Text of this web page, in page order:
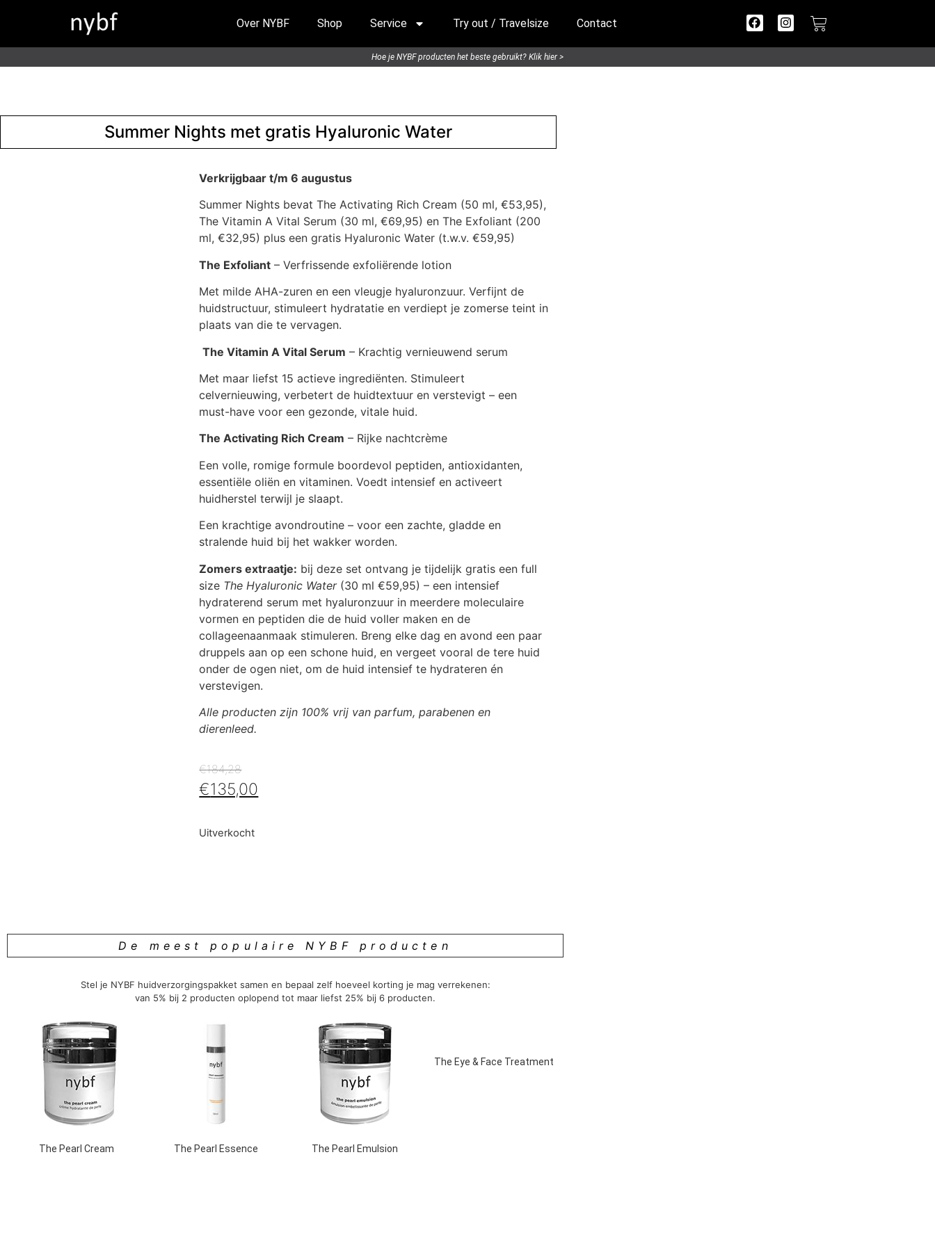
Over NYBF Shop Service Try out / Travelsize Contact
Hoe je NYBF producten het beste gebruikt? Klik hier >
Summer Nights met gratis Hyaluronic Water
Verkrijgbaar t/m 6 augustus
Summer Nights bevat The Activating Rich Cream (50 ml, €53,95),
The Vitamin A Vital Serum (30 ml, €69,95) en The Exfoliant (200
ml, €32,95) plus een gratis Hyaluronic Water (t.w.v. €59,95)
The Exfoliant – Verfrissende exfoliërende lotion
Met milde AHA-zuren en een vleugje hyaluronzuur. Verfijnt de
huidstructuur, stimuleert hydratatie en verdiept je zomerse teint in
plaats van die te vervagen.
The Vitamin A Vital Serum – Krachtig vernieuwend serum
Met maar liefst 15 actieve ingrediënten. Stimuleert
celvernieuwing, verbetert de huidtextuur en verstevigt – een
must-have voor een gezonde, vitale huid.
The Activating Rich Cream – Rijke nachtcrème
Een volle, romige formule boordevol peptiden, antioxidanten,
essentiële oliën en vitaminen. Voedt intensief en activeert
huidherstel terwijl je slaapt.
Een krachtige avondroutine – voor een zachte, gladde en
stralende huid bij het wakker worden.
Zomers extraatje: bij deze set ontvang je tijdelijk gratis een full
size The Hyaluronic Water(30 ml €59,95) – een intensief
hydraterend serum met hyaluronzuur in meerdere moleculaire
vormen en peptiden die de huid voller maken en de
collageenaanmaak stimuleren. Breng elke dag en avond een paar
druppels aan op een schone huid, en vergeet vooral de tere huid
onder de ogen niet, om de huid intensief te hydrateren én
verstevigen.
Alle producten zijn 100% vrij van parfum, parabenen en
dierenleed.
€184,28
€135,00
Uitverkocht
De meest populaire NYBF producten
Stel je NYBF huidverzorgingspakket samen en bepaal zelf hoeveel korting je mag verrekenen:
van 5% bij 2 producten oplopend tot maar liefst 25% bij 6 producten.
The Pearl Cream The Pearl Essence The Pearl Emulsion
The Eye & Face Treatment